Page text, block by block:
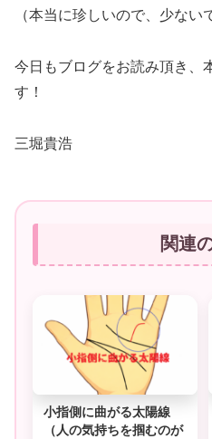
（本当に珍しいので、少ない
今日もブログをお読み頂き、
す！
三堀貴浩
関連
小指側に曲がる太陽線
（人の気持ちを掴むのが